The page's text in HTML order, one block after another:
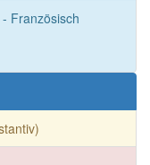
Französisch